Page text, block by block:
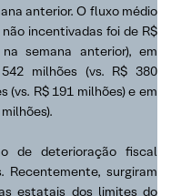
anterior. O fluxo médio
incentivadas foi de R$
semana anterior), em
milhões (vs. R$ 380
(vs. R$ 191 milhões) e em
de deterioração fiscal
Recentemente, surgiram
estatais dos limites do